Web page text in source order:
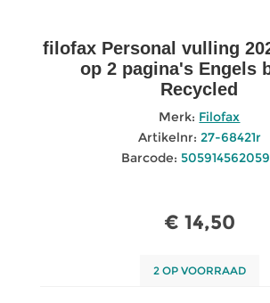
filofax Personal vulling
op 2 pagina's Engels
Recycled
Merk: Filofax
Artikelnr: 27-68421r
Barcode:
€ 14,50
2 OP VOORRAAD